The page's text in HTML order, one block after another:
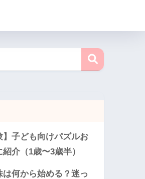
】子ども向けパズルお
介（1歳〜3歳半）
は何から始める？迷っ